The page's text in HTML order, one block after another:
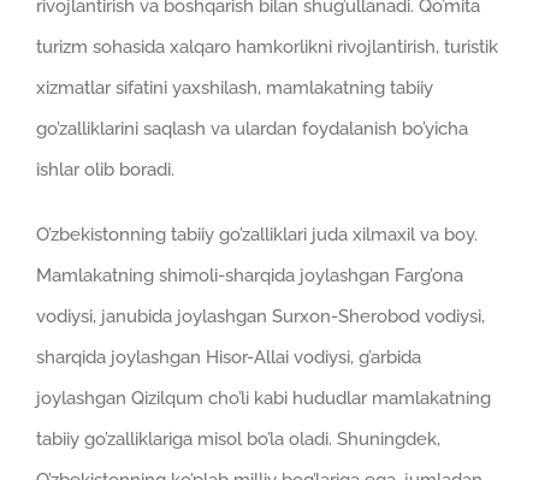
rivojlantirish va boshqarish bilan shug’ullanadi. Qo’mita
turizm sohasida xalqaro hamkorlikni rivojlantirish, turistik
xizmatlar sifatini yaxshilash, mamlakatning tabiiy
go’zalliklarini saqlash va ulardan foydalanish bo’yicha
ishlar olib boradi.
O’zbekistonning tabiiy go’zalliklari juda xilmaxil va boy.
Mamlakatning shimoli-sharqida joylashgan Farg’ona
vodiysi, janubida joylashgan Surxon-Sherobod vodiysi,
sharqida joylashgan Hisor-Allai vodiysi, g’arbida
joylashgan Qizilqum cho’li kabi hududlar mamlakatning
tabiiy go’zalliklariga misol bo’la oladi. Shuningdek,